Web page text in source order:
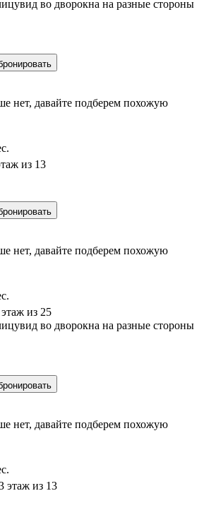
вид во дворокна на разные стороны
нет, давайте подберем похожую
.
из 13
нет, давайте подберем похожую
.
из 25
вид во дворокна на разные стороны
нет, давайте подберем похожую
.
этаж из 13